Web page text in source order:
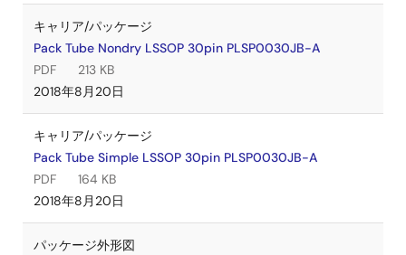
キャリア/パッケージ
Pack Tube Nondry LSSOP 30pin PLSP0030JB-A
PDF
213 KB
2018年8月20日
キャリア/パッケージ
Pack Tube Simple LSSOP 30pin PLSP0030JB-A
PDF
164 KB
2018年8月20日
パッケージ外形図